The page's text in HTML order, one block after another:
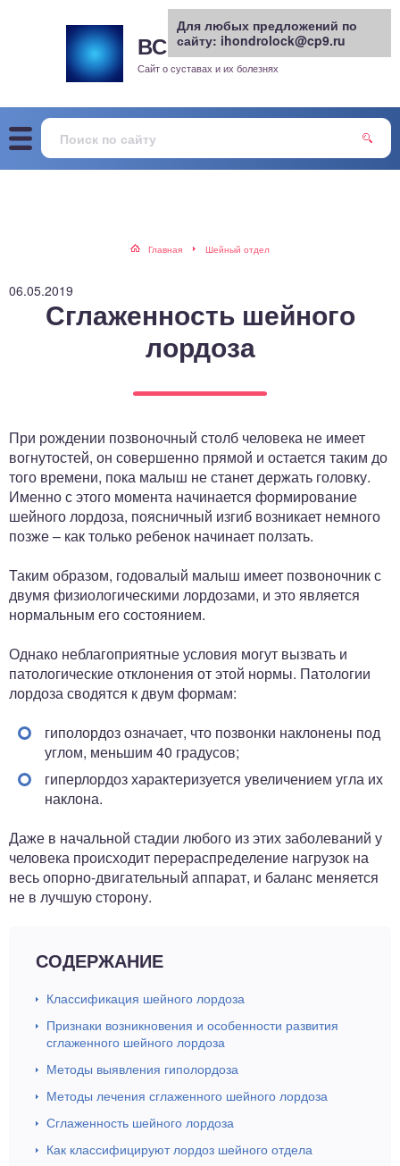
ВСЕ О СУСТАВАХ.РУ
Сайт о суставах и их болезнях
Главная Шейный отдел
06.05.2019
Сглаженность шейного
лордоза
При рождении позвоночный столб человека не имеет
вогнутостей, он совершенно прямой и остается таким до
того времени, пока малыш не станет держать головку.
Именно с этого момента начинается формирование
шейного лордоза, поясничный изгиб возникает немного
позже – как только ребенок начинает ползать.
Таким образом, годовалый малыш имеет позвоночник с
двумя физиологическими лордозами, и это является
нормальным его состоянием.
Однако неблагоприятные условия могут вызвать и
патологические отклонения от этой нормы. Патологии
лордоза сводятся к двум формам:
гиполордоз означает, что позвонки наклонены под
углом, меньшим 40 градусов;
гиперлордоз характеризуется увеличением угла их
наклона.
Даже в начальной стадии любого из этих заболеваний у
человека происходит перераспределение нагрузок на
весь опорно-двигательный аппарат, и баланс меняется
не в лучшую сторону.
СОДЕРЖАНИЕ
Классификация шейного лордоза
Признаки возникновения и особенности развития
сглаженного шейного лордоза
Методы выявления гиполордоза
Методы лечения сглаженного шейного лордоза
Сглаженность шейного лордоза
Как классифицируют лордоз шейного отдела
Для любых предложений по
сайту: ihondrolock@cp9.ru
сустав